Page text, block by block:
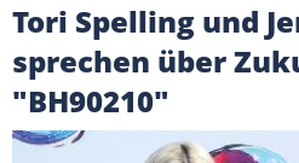
Tori Spelling und
sprechen über
"BH90210"